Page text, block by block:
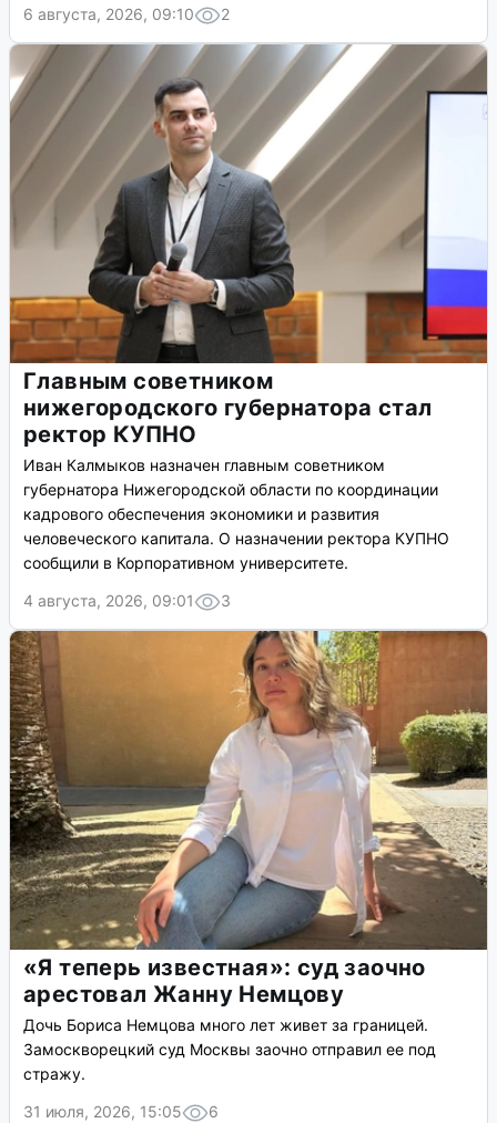
6 августа, 2026, 09:10
2
Главным советником
нижегородского губернатора стал
ректор КУПНО
Иван Калмыков назначен главным советником
губернатора Нижегородской области по координации
кадрового обеспечения экономики и развития
человеческого капитала. О назначении ректора КУПНО
сообщили в Корпоративном университете.
4 августа, 2026, 09:01
3
«Я теперь известная»: суд заочно
арестовал Жанну Немцову
Дочь Бориса Немцова много лет живет за границей.
Замоскворецкий суд Москвы заочно отправил ее под
стражу.
31 июля, 2026, 15:05
6